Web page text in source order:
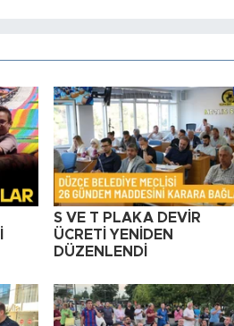
S VE T PLAKA DEVİR
ÜCRETİ YENİDEN
DÜZENLENDİ